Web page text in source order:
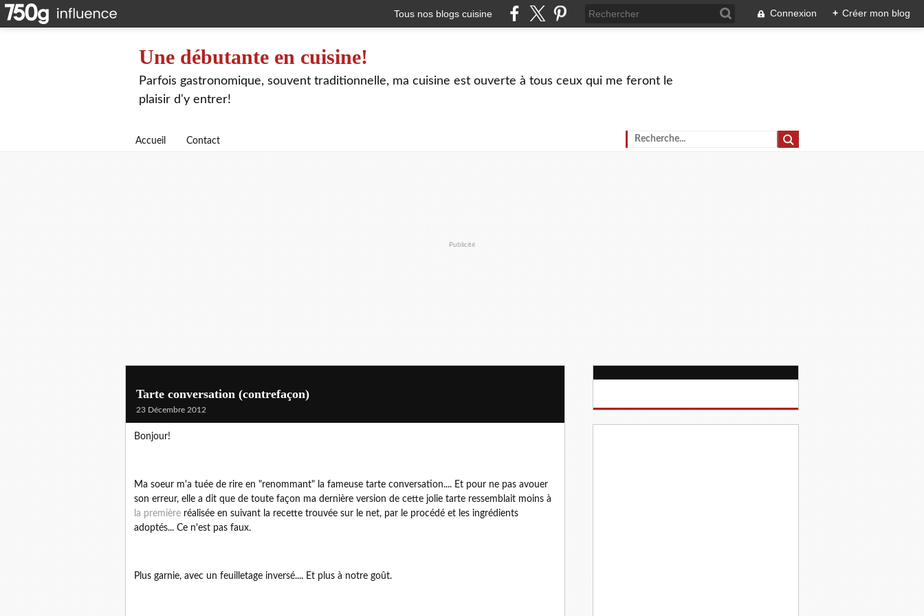
Tous nos blogs cuisine Connexion + Créer mon blog
Une débutante en cuisine!
Parfois gastronomique, souvent traditionnelle, ma cuisine est ouverte à tous ceux qui me feront le
plaisir d'y entrer!
Accueil Contact
Publicité
Tarte conversation (contrefaçon)
23 Décembre 2012
Bonjour!
Ma soeur m'a tuée de rire en "renommant" la fameuse tarte conversation.... Et pour ne pas avouer
son erreur, elle a dit que de toute façon ma dernière version de cette jolie tarte ressemblait moins à
la première réalisée en suivant la recette trouvée sur le net, par le procédé et les ingrédients
adoptés... Ce n'est pas faux.
Plus garnie, avec un feuilletage inversé.... Et plus à notre goût.